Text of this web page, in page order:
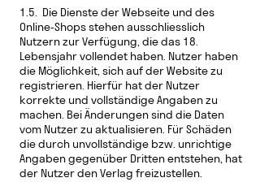
1.5. Die Dienste der Webseite und des
Online-Shops stehen ausschliesslich
Nutzern zur Verfügung, die das 18.
Lebensjahr vollendet haben. Nutzer haben
die Möglichkeit, sich auf der Website zu
registrieren. Hierfür hat der Nutzer
korrekte und vollständige Angaben zu
machen. Bei Änderungen sind die Daten
vom Nutzer zu aktualisieren. Für Schäden
die durch unvollständige bzw. unrichtige
Angaben gegenüber Dritten entstehen, hat
der Nutzer den Verlag freizustellen.